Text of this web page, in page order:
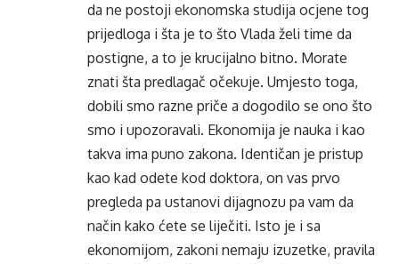
da ne postoji ekonomska studija ocjene tog
prijedloga i šta je to što Vlada želi time da
postigne, a to je krucijalno bitno. Morate
znati šta predlagač očekuje. Umjesto toga,
dobili smo razne priče a dogodilo se ono što
smo i upozoravali. Ekonomija je nauka i kao
takva ima puno zakona. Identičan je pristup
kao kad odete kod doktora, on vas prvo
pregleda pa ustanovi dijagnozu pa vam da
način kako ćete se liječiti. Isto je i sa
ekonomijom, zakoni nemaju izuzetke, pravila